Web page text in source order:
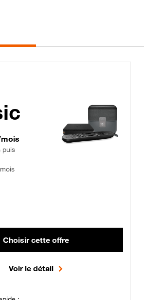
Classic Fibre
pendant 12 mois puis 42,99 € par mois,
puis
Choisir cette offre
Voir le détail